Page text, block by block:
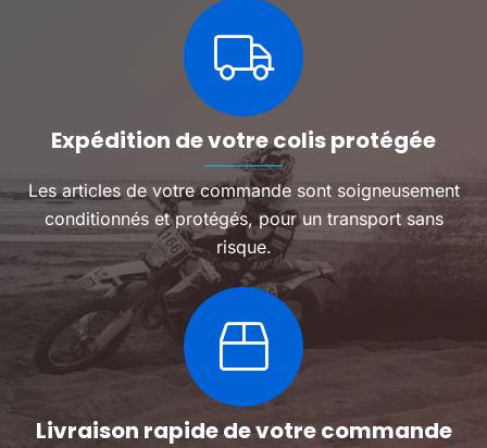
Expédition de votre colis protégée
Les articles de votre commande sont soigneusement
conditionnés et protégés, pour un transport sans
risque.
Livraison rapide de votre commande